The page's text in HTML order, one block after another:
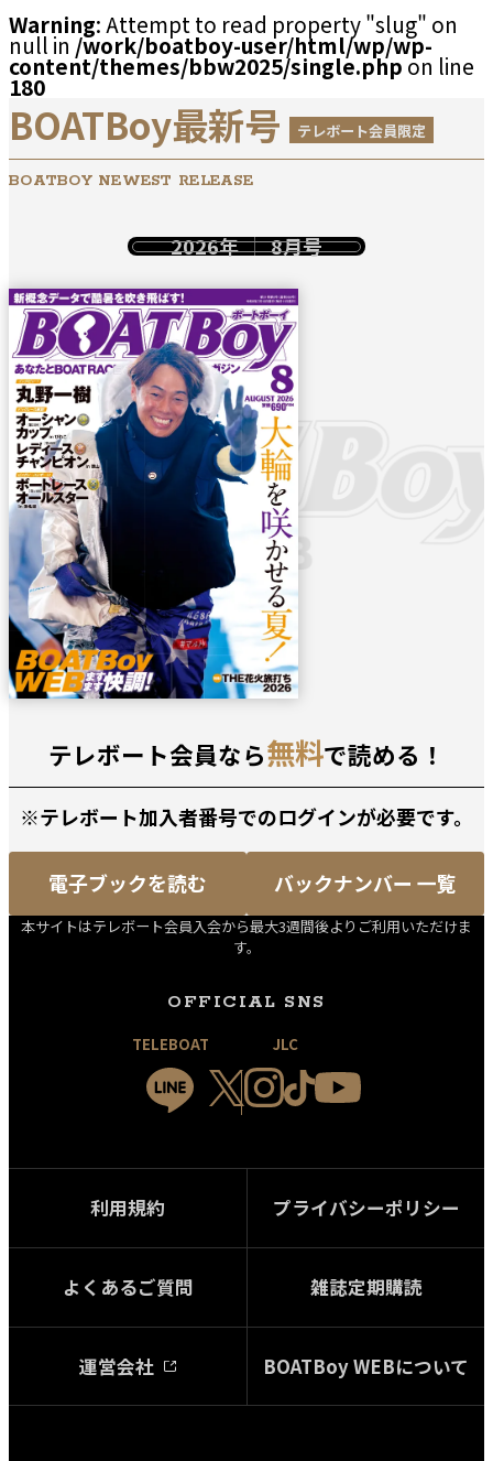
Warning: Attempt to read property "slug" on
null in /work/boatboy-user/html/wp/wp-
content/themes/bbw2025/single.php on line
180
BOATBoy最新号 テレボート会員限定
BOATBOY NEWEST RELEASE
2026年 8月号
テレボート会員なら無料で読める！
※テレボート加入者番号でのログインが必要です。
電子ブックを読む バックナンバー 一覧
本サイトはテレボート会員入会から最大3週間後よりご利用いただけま
す。
OFFICIAL SNS
TELEBOAT JLC
利用規約 プライバシーポリシー
よくあるご質問 雑誌定期購読
運営会社 BOATBoy WEBについて